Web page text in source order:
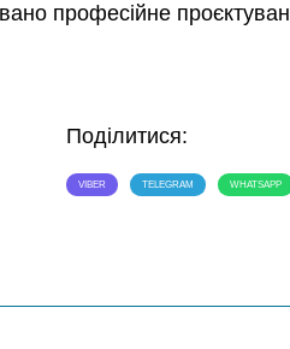
професійне
Поділитися:
VIBER TELEGRAM WHATSAPP